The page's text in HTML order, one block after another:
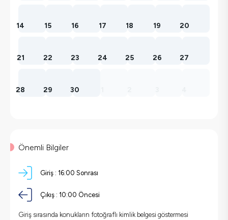
14 15 16 17 18 19 20
21 22 23 24 25 26 27
28 29 30
Önemli Bilgiler
Giriş : 16:00 Sonrası
Çıkış : 10:00 Öncesi
Giriş sırasında konukların fotoğraflı kimlik belgesi göstermesi